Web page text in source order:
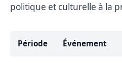
politique et culturelle à la
Période Événement